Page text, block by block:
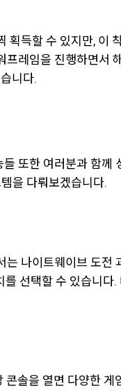
득할 수 있지만, 이
레임을 진행하면서
니다.
또한 여러분과 함
을 다뤄보겠습니다.
나이트웨이브 도
선택할 수 있습니
솔을 열면 다양한